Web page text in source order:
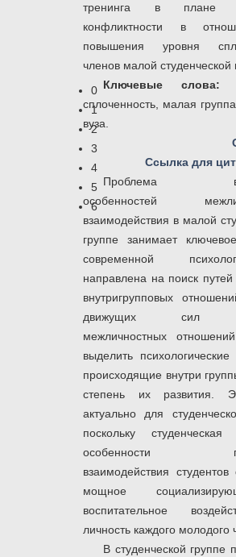
0
1
2
3
4
5
6
тренинга в плане
конфликтности в
повышения уровня
членов малой студенческой
Ключевые слова:
сплоченность, малая
вуза.
Ссылка для
Проблема
особенностей
взаимодействия в малой
группе занимает
современной
направлена на поиск путей
внутригрупповых
движущих сил
межличностных
выделить психологические
происходящие внутри
степень их развития.
актуально для
поскольку
особенности
взаимодействия студентов
мощное
воспитательное
личность каждого молодого
В студенческой группе